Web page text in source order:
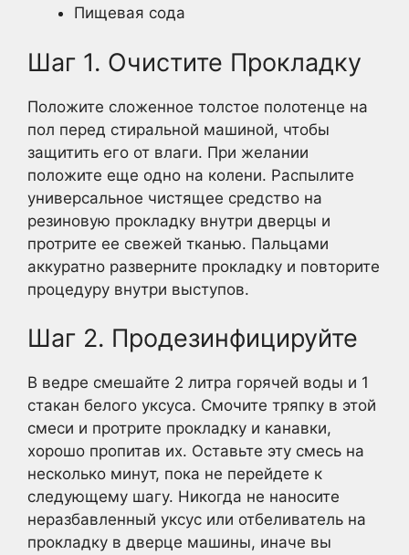
Пищевая сода
Шаг 1. Очистите Прокладку
Положите сложенное толстое полотенце на
пол перед стиральной машиной, чтобы
защитить его от влаги. При желании
положите еще одно на колени. Распылите
универсальное чистящее средство на
резиновую прокладку внутри дверцы и
протрите ее свежей тканью. Пальцами
аккуратно разверните прокладку и повторите
процедуру внутри выступов.
Шаг 2. Продезинфицируйте
В ведре смешайте 2 литра горячей воды и 1
стакан белого уксуса. Смочите тряпку в этой
смеси и протрите прокладку и канавки,
хорошо пропитав их. Оставьте эту смесь на
несколько минут, пока не перейдете к
следующему шагу. Никогда не наносите
неразбавленный уксус или отбеливатель на
прокладку в дверце машины, иначе вы